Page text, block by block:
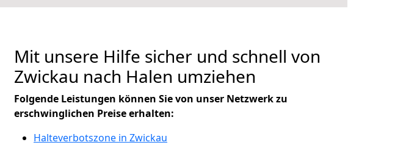
Mit unsere Hilfe sicher und schnell von
Zwickau nach Halen umziehen
Folgende Leistungen können Sie von unser Netzwerk zu
erschwinglichen Preise erhalten:
Halteverbotszone in Zwickau